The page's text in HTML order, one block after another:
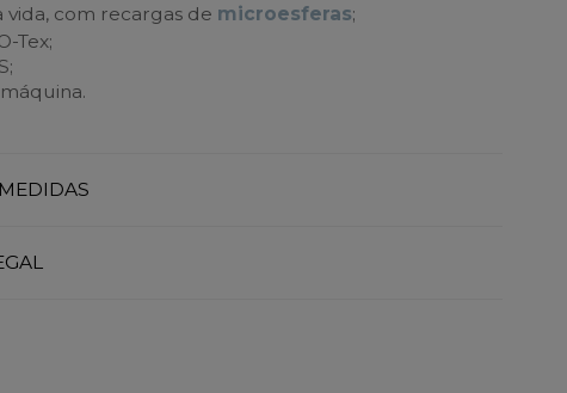
vida, com recargas de microesferas;
Tex;